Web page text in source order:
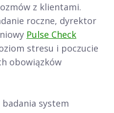
z klientami.
roczne, dyrektor
Pulse Check
stresu i poczucie
obowiązków
system